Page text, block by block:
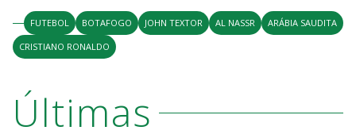
FUTEBOL BOTAFOGO JOHN TEXTOR AL NASSR
ARÁBIA SAUDITA
CRISTIANO RONALDO
Últimas